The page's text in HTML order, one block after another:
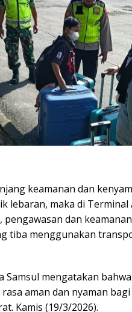
keamanan dan
lebaran, maka di Terminal
dan
tiba menggunakan
Samsul mengatakan
aman dan nyaman
Kamis (19/3/2026).